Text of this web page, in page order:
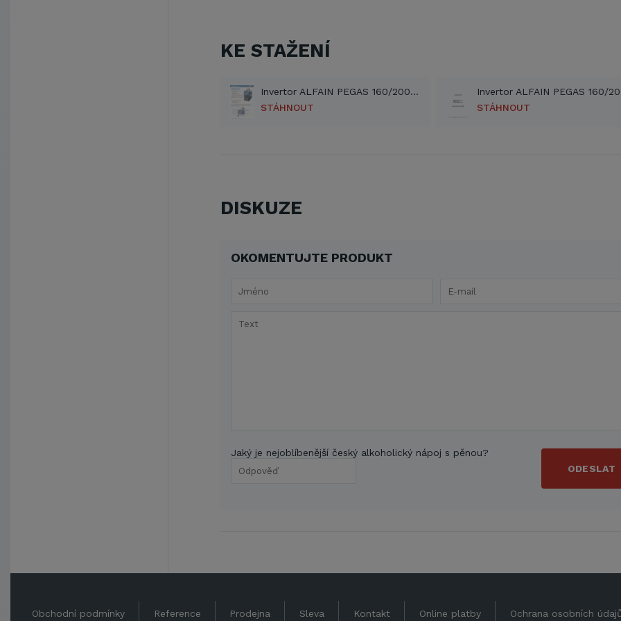
KE STAŽENÍ
Invertor ALFAIN PEGAS 160/200 E SMART - prospekt (PDF)
STÁHNOUT
STÁHNOUT
DISKUZE
OKOMENTUJTE PRODUKT
Jaký je nejoblíbenější český alkoholický nápoj s pěnou?
ODESLAT
Obchodní podmínky Reference Prodejna Sleva Kontakt Online platby Ochrana osobních